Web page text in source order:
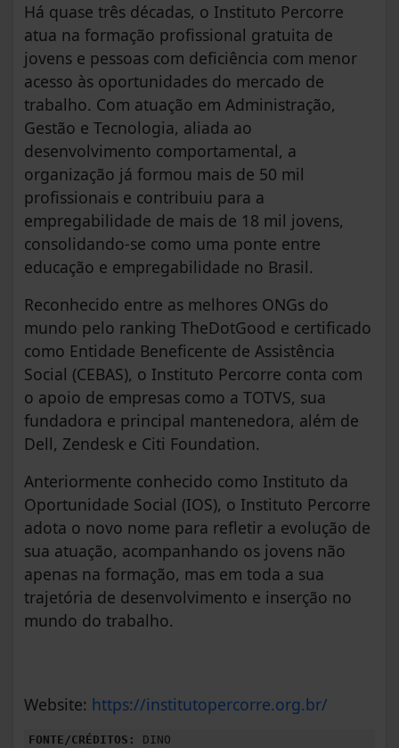
Há quase três décadas, o Instituto Percorre
atua na formação profissional gratuita de
jovens e pessoas com deficiência com menor
acesso às oportunidades do mercado de
trabalho. Com atuação em Administração,
Gestão e Tecnologia, aliada ao
desenvolvimento comportamental, a
organização já formou mais de 50 mil
profissionais e contribuiu para a
empregabilidade de mais de 18 mil jovens,
consolidando-se como uma ponte entre
educação e empregabilidade no Brasil.
Reconhecido entre as melhores ONGs do
mundo pelo ranking TheDotGood e certificado
como Entidade Beneficente de Assistência
Social (CEBAS), o Instituto Percorre conta com
o apoio de empresas como a TOTVS, sua
fundadora e principal mantenedora, além de
Dell, Zendesk e Citi Foundation.
Anteriormente conhecido como Instituto da
Oportunidade Social (IOS), o Instituto Percorre
adota o novo nome para refletir a evolução de
sua atuação, acompanhando os jovens não
apenas na formação, mas em toda a sua
trajetória de desenvolvimento e inserção no
mundo do trabalho.
Website: https://institutopercorre.org.br/
FONTE/CRÉDITOS: DINO